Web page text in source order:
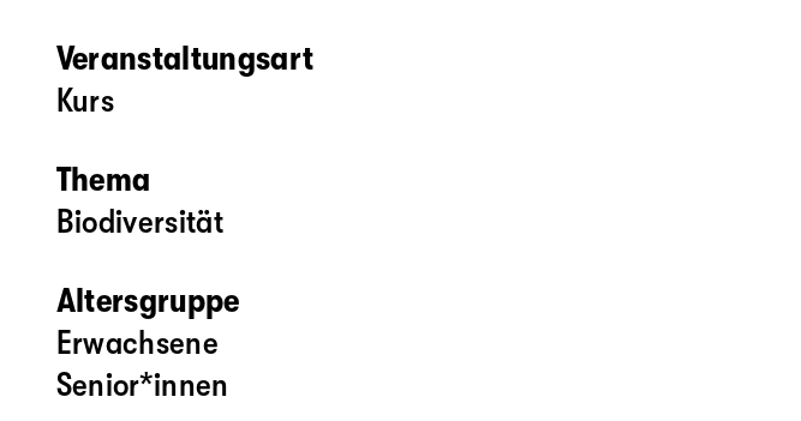
Veranstaltungsart
Kurs
Thema
Biodiversität
Altersgruppe
Erwachsene
Senior*innen